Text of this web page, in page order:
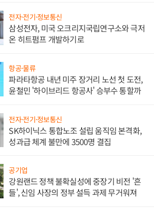
전자·전기·정보통신
삼성전자, 미국 오크리지국립연구소와 극저
온 히트펌프 개발하기로
항공·물류
파라타항공 내년 미주 장거리 노선 첫 도전,
윤철민 '하이브리드 항공사' 승부수 통할까
전자·전기·정보통신
SK하이닉스 통합노조 설립 움직임 본격화,
성과급 체계 불만에 3500명 결집
공기업
강원랜드 정책 불확실성에 중장기 비전 '흔
들', 신임 사장의 정부 설득 과제 무거워져